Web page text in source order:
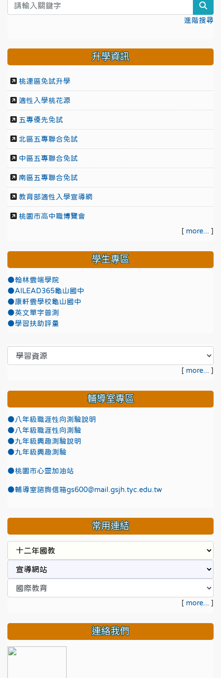
進階搜尋
升學資訊
桃連區免試升學
適性入學桃花源
五專優先免試
北區五專聯合免試
中區五專聯合免試
南區五專聯合免試
教育部適性入學宣導網
桃園市高中職博覽會
[ more... ]
學生專區
●翰林雲端學院
●AILEAD365龜山國中
●康軒雲學校龜山國中
●英文單字普測
●學習扶助評量
[ more... ]
輔導室專區
●八年級職涯性向測驗說明
●八年級職涯性向測驗
●九年級興趣測驗說明
●九年級興趣測驗
●桃園市心靈加油站
●輔導室諮詢信箱gs600@mail.gsjh.tyc.edu.tw
常用連結
[ more... ]
連絡我們